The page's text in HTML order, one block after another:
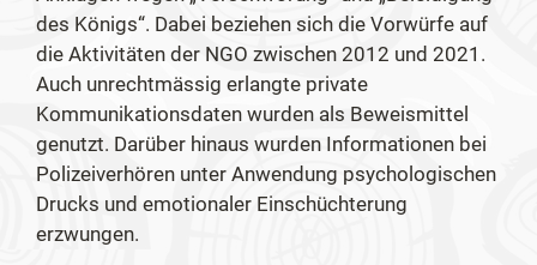
des Königs“. Dabei beziehen sich die Vorwürfe auf
die Aktivitäten der NGO zwischen 2012 und 2021.
Auch unrechtmässig erlangte private
Kommunikationsdaten wurden als Beweismittel
genutzt. Darüber hinaus wurden Informationen bei
Polizeiverhören unter Anwendung psychologischen
Drucks und emotionaler Einschüchterung
erzwungen.